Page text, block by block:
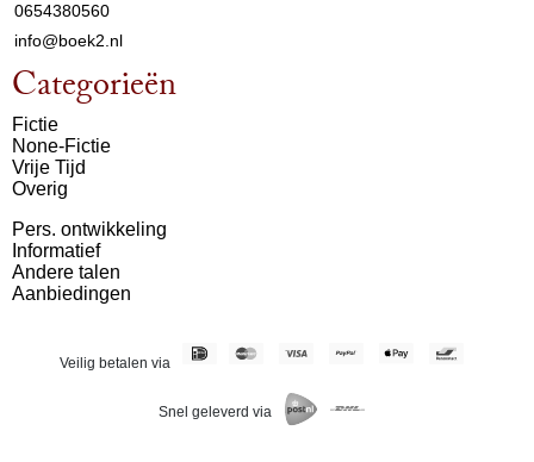
0654380560
info@boek2.nl
Categorieën
Fictie
None-Fictie
Vrije Tijd
Overig
Pers. ontwikkeling
Informatief
Andere talen
Aanbiedingen
Veilig betalen via
Snel geleverd via